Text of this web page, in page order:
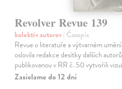
Revolver Revue 139
kolektív autorov| Časopis
Revue o literatuře a výtvarném
oslovila redakce desítky dalších
publikovanou v RR č. 50 vytvořili
Zasielame do 12 dní